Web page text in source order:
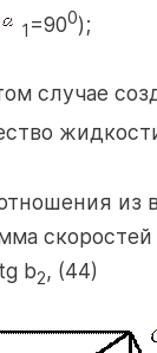
1 =900);
случае
из
b2, (44)